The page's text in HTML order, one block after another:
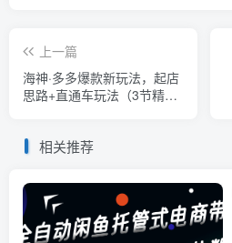
上一篇
海神·多多爆款新玩法，​起店
思路+直通车玩法（3节精华
相关推荐